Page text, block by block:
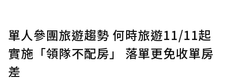
單人參團旅遊趨勢 何時旅遊11/11起
實施「領隊不配房」 落單更免收單房
差